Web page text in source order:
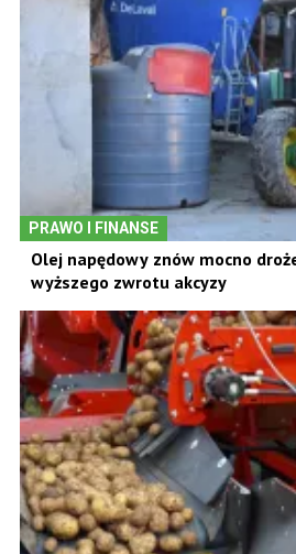
PRAWO I FINANSE
Olej napędowy znów mocno
wyższego zwrotu akcyzy